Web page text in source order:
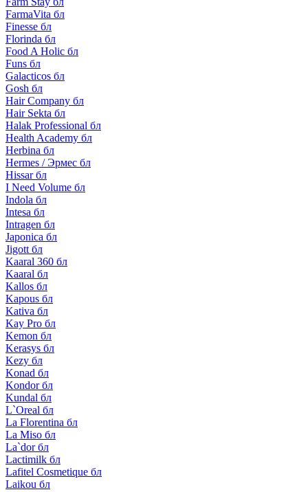
FarmaVita бл
Finesse бл
Florinda бл
Food A Holic бл
Funs бл
Galacticos бл
Gosh бл
Hair Company бл
Hair Sekta бл
Halak Professional бл
Health Academy бл
Herbina бл
Hermes / Эрмес бл
Hissar бл
I Need Volume бл
Indola бл
Intesa бл
Intragen бл
Japonica бл
Jigott бл
Kaaral 360 бл
Kaaral бл
Kallos бл
Kapous бл
Kativa бл
Kay Pro бл
Kemon бл
Kerasys бл
Kezy бл
Konad бл
Kondor бл
Kundal бл
L`Oreal бл
La Florentina бл
La Miso бл
La`dor бл
Lactimilk бл
Lafitel Cosmetique бл
Laikou бл